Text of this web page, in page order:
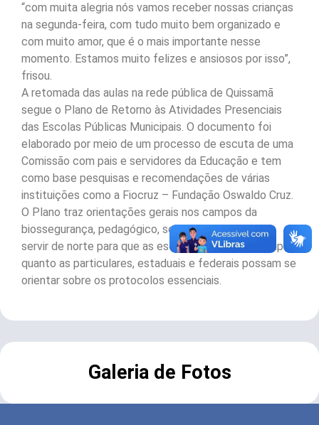
“com muita alegria nós vamos receber nossas crianças
na segunda-feira, com tudo muito bem organizado e
com muito amor, que é o mais importante nesse
momento. Estamos muito felizes e ansiosos por isso”,
frisou.
A retomada das aulas na rede pública de Quissamã
segue o Plano de Retorno às Atividades Presenciais
das Escolas Públicas Municipais. O documento foi
elaborado por meio de um processo de escuta de uma
Comissão com pais e servidores da Educação e tem
como base pesquisas e recomendações de várias
instituições como a Fiocruz – Fundação Oswaldo Cruz.
O Plano traz orientações gerais nos campos da
biossegurança, pedagógico, socioemocionais e vai
servir de norte para que as escolas, tanto as municipais
quanto as particulares, estaduais e federais possam se
orientar sobre os protocolos essenciais.
Galeria de Fotos